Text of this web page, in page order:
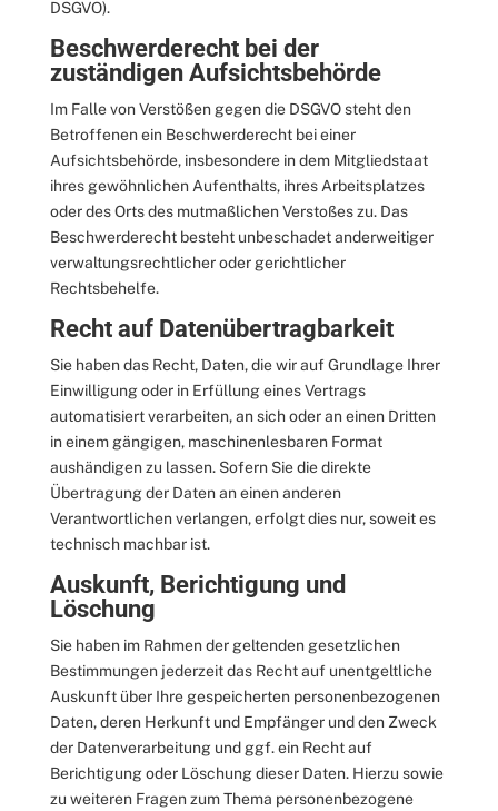
DSGVO).
Beschwerde­recht bei der
zuständigen Aufsichts­behörde
Im Falle von Verstößen gegen die DSGVO steht den
Betroffenen ein Beschwerderecht bei einer
Aufsichtsbehörde, insbesondere in dem Mitgliedstaat
ihres gewöhnlichen Aufenthalts, ihres Arbeitsplatzes
oder des Orts des mutmaßlichen Verstoßes zu. Das
Beschwerderecht besteht unbeschadet anderweitiger
verwaltungsrechtlicher oder gerichtlicher
Rechtsbehelfe.
Recht auf Daten­übertrag­barkeit
Sie haben das Recht, Daten, die wir auf Grundlage Ihrer
Einwilligung oder in Erfüllung eines Vertrags
automatisiert verarbeiten, an sich oder an einen Dritten
in einem gängigen, maschinenlesbaren Format
aushändigen zu lassen. Sofern Sie die direkte
Übertragung der Daten an einen anderen
Verantwortlichen verlangen, erfolgt dies nur, soweit es
technisch machbar ist.
Auskunft, Berichtigung und
Löschung
Sie haben im Rahmen der geltenden gesetzlichen
Bestimmungen jederzeit das Recht auf unentgeltliche
Auskunft über Ihre gespeicherten personenbezogenen
Daten, deren Herkunft und Empfänger und den Zweck
der Datenverarbeitung und ggf. ein Recht auf
Berichtigung oder Löschung dieser Daten. Hierzu sowie
zu weiteren Fragen zum Thema personenbezogene